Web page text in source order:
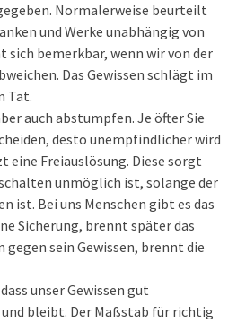
Normalerweise beurteilt
und Werke unabhängig von
sich bemerkbar, wenn wir von der
Das Gewissen schlägt im
Tat.
auch abstumpfen. Je öfter Sie
desto unempfindlicher wird
eine Freiauslösung. Diese sorgt
unmöglich ist, solange der
ist. Bei uns Menschen gibt es das
Sicherung, brennt später das
gegen sein Gewissen, brennt die
unser Gewissen gut
bleibt. Der Maßstab für richtig